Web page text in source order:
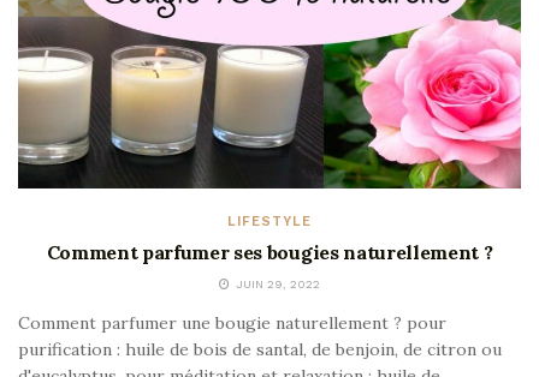
LIFESTYLE
Comment parfumer ses bougies naturellement ?
JUIN 29, 2022
Comment parfumer une bougie naturellement ? pour
purification : huile de bois de santal, de benjoin, de citron ou